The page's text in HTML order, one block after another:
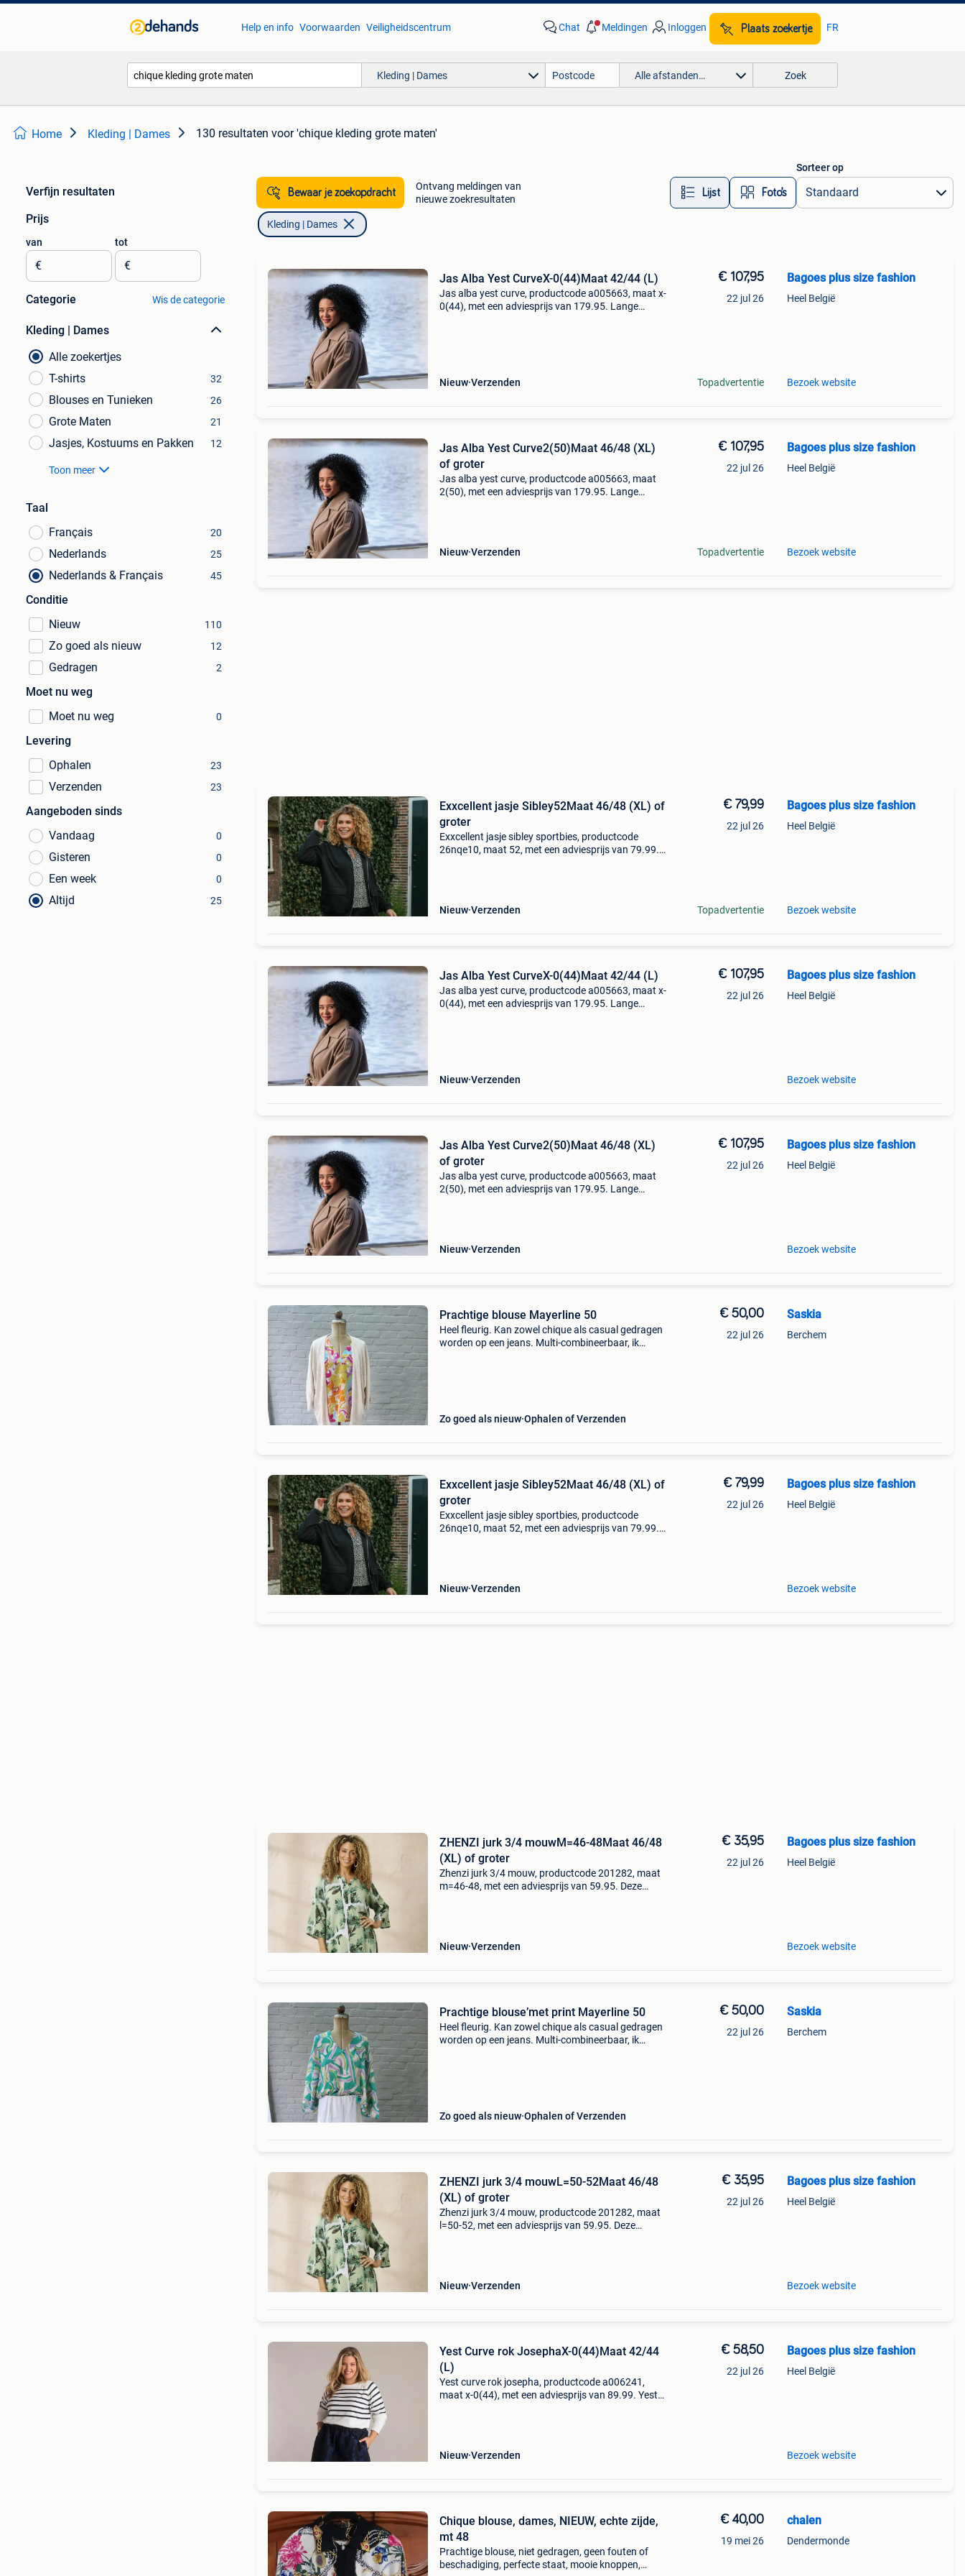
Help en info Voorwaarden Veiligheidscentrum Chat Meldingen Inloggen Plaats zoekertje FR
Kleding | Dames Alle afstanden… Zoek
Home Kleding | Dames 130 resultaten voor 'chique kleding grote maten'
Verfijn resultaten
Prijs
van
€
tot
€
Categorie Wis de categorie
Kleding | Dames
Alle zoekertjes
T-shirts
32
Blouses en Tunieken 26
Grote Maten 21
Jasjes, Kostuums en Pakken 12
Toon meer
Taal
Français
20
Nederlands 25
Nederlands & Français 45
Conditie
Nieuw
110
Zo goed als nieuw 12
Gedragen 2
Moet nu weg
Moet nu weg
0
Levering
Ophalen
23
Verzenden 23
Aangeboden sinds
Vandaag
0
Gisteren 0
Een week 0
Altijd 25
Bewaar je zoekopdracht
Ontvang meldingen van
nieuwe zoekresultaten
Lijst Foto’s
Sorteer op
Kleding | Dames
Jas Alba Yest CurveX-0(44)Maat 42/44 (L)
Jas alba yest curve, productcode a005663, maat x-
0(44), met een adviesprijs van 179.95. Lange
Nieuw Verzenden
€ 107,95
22 jul 26
Topadvertentie
Bagoes plus size fashion
Heel België
Bezoek website
Jas Alba Yest Curve2(50)Maat 46/48 (XL)
of groter
Jas alba yest curve, productcode a005663, maat
2(50), met een adviesprijs van 179.95. Lange
Nieuw Verzenden
€ 107,95
22 jul 26
Topadvertentie
Bagoes plus size fashion
Heel België
Bezoek website
Exxcellent jasje Sibley52Maat 46/48 (XL) of
groter
Exxcellent jasje sibley sportbies, productcode
26nqe10, maat 52, met een adviesprijs van 79.99.
Nieuw Verzenden
€ 79,99
22 jul 26
Topadvertentie
Bagoes plus size fashion
Heel België
Bezoek website
Jas Alba Yest CurveX-0(44)Maat 42/44 (L)
Jas alba yest curve, productcode a005663, maat x-
0(44), met een adviesprijs van 179.95. Lange
Nieuw Verzenden
€ 107,95
22 jul 26
Bagoes plus size fashion
Heel België
Bezoek website
Jas Alba Yest Curve2(50)Maat 46/48 (XL)
of groter
Jas alba yest curve, productcode a005663, maat
2(50), met een adviesprijs van 179.95. Lange
Nieuw Verzenden
€ 107,95
22 jul 26
Bagoes plus size fashion
Heel België
Bezoek website
Prachtige blouse Mayerline 50
Heel fleurig. Kan zowel chique als casual gedragen
worden op een jeans. Multi-combineerbaar, ik
Zo goed als nieuw Ophalen of Verzenden
€ 50,00
22 jul 26
Saskia
Berchem
Exxcellent jasje Sibley52Maat 46/48 (XL) of
groter
Exxcellent jasje sibley sportbies, productcode
26nqe10, maat 52, met een adviesprijs van 79.99.
Nieuw Verzenden
€ 79,99
22 jul 26
Bagoes plus size fashion
Heel België
Bezoek website
ZHENZI jurk 3/4 mouwM=46-48Maat 46/48
(XL) of groter
Zhenzi jurk 3/4 mouw, productcode 201282, maat
m=46-48, met een adviesprijs van 59.95. Deze
Nieuw Verzenden
€ 35,95
22 jul 26
Bagoes plus size fashion
Heel België
Bezoek website
Prachtige blouse’met print Mayerline 50
Heel fleurig. Kan zowel chique als casual gedragen
worden op een jeans. Multi-combineerbaar, ik
Zo goed als nieuw Ophalen of Verzenden
€ 50,00
22 jul 26
Saskia
Berchem
ZHENZI jurk 3/4 mouwL=50-52Maat 46/48
(XL) of groter
Zhenzi jurk 3/4 mouw, productcode 201282, maat
l=50-52, met een adviesprijs van 59.95. Deze
Nieuw Verzenden
€ 35,95
22 jul 26
Bagoes plus size fashion
Heel België
Bezoek website
Yest Curve rok JosephaX-0(44)Maat 42/44
(L)
Yest curve rok josepha, productcode a006241,
maat x-0(44), met een adviesprijs van 89.99. Yest
Nieuw Verzenden
€ 58,50
22 jul 26
Bagoes plus size fashion
Heel België
Bezoek website
Chique blouse, dames, NIEUW, echte zijde,
mt 48
Prachtige blouse, niet gedragen, geen fouten of
beschadiging, perfecte staat, mooie knoppen,
€ 40,00
19 mei 26
chalen
Dendermonde